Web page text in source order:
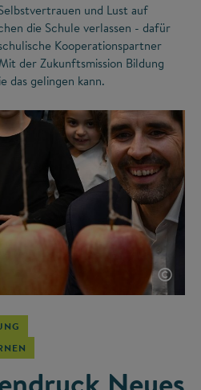
und Lust auf
die Schule verlassen - dafür
Kooperationspartner
der Zukunftsmission Bildung
das gelingen kann.
©